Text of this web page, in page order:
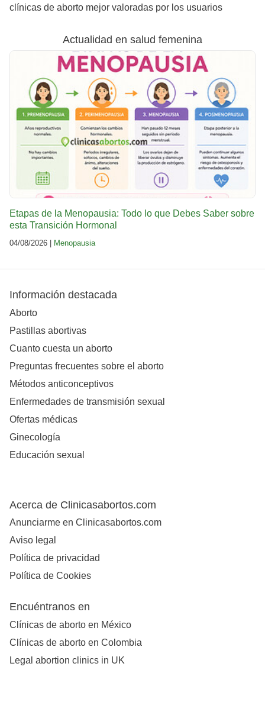
clínicas de aborto mejor valoradas por los usuarios
Actualidad en salud femenina
Etapas de la Menopausia: Todo lo que Debes Saber sobre
esta Transición Hormonal
04/08/2026 | Menopausia
Información destacada
Aborto
Pastillas abortivas
Cuanto cuesta un aborto
Preguntas frecuentes sobre el aborto
Métodos anticonceptivos
Enfermedades de transmisión sexual
Ofertas médicas
Ginecología
Educación sexual
Acerca de Clinicasabortos.com
Anunciarme en Clinicasabortos.com
Aviso legal
Política de privacidad
Política de Cookies
Encuéntranos en
Clínicas de aborto en México
Clínicas de aborto en Colombia
Legal abortion clinics in UK